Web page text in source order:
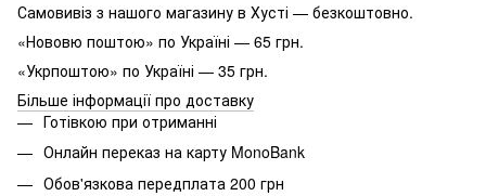
Самовивіз з нашого магазину в Хусті — безкоштовно.
«Нововю поштою» по Україні — 65 грн.
«Укрпоштою» по Україні — 35 грн.
Більше інформації про доставку
Готівкою при отриманні
Онлайн переказ на карту MonoBank
Обов'язкова передплата 200 грн